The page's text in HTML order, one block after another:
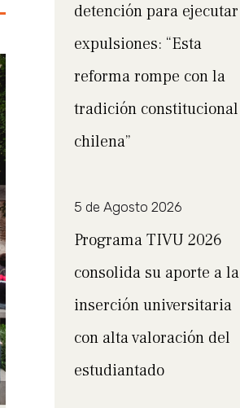
detención para ejecutar
expulsiones: “Esta
reforma rompe con la
tradición constitucional
chilena”
5 de Agosto 2026
Programa TIVU 2026
consolida su aporte a la
inserción universitaria
con alta valoración del
estudiantado